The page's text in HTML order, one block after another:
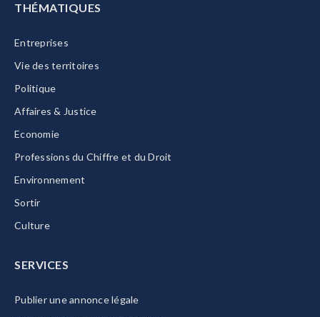
THÉMATIQUES
Entreprises
Vie des territoires
Politique
Affaires & Justice
Economie
Professions du Chiffre et du Droit
Environnement
Sortir
Culture
SERVICES
Publier une annonce légale